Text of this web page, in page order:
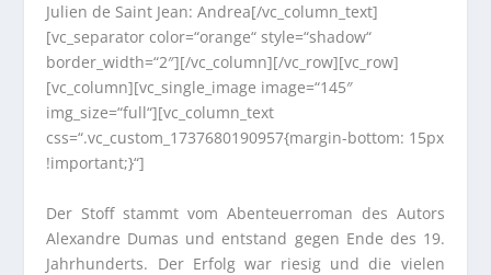
Julien de Saint Jean: Andrea[/vc_column_text]
[vc_separator color=“orange“ style=“shadow“
border_width=“2″][/vc_column][/vc_row][vc_row]
[vc_column][vc_single_image image=“145″
img_size=“full“][vc_column_text
css=“.vc_custom_1737680190957{margin-bottom: 15px
!important;}“]
Der Stoff stammt vom Abenteuerroman des Autors
Alexandre Dumas und entstand gegen Ende des 19.
Jahrhunderts. Der Erfolg war riesig und die vielen